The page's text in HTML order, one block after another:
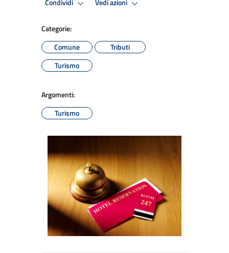
Condividi Vedi azioni
Categorie:
Comune
Tributi
Turismo
Argomenti:
Turismo